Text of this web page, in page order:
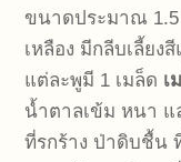
ขนาดประมาณ 1.5
เหลือง มีกลีบเลี้ยง
แต่ละพูมี 1 เมล็ด เ
น้ำตาลเข้ม หนา แ
ที่รกร้าง ป่าดิบชื้น